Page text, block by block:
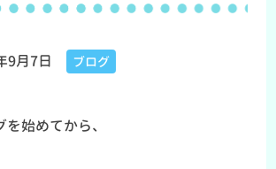
9月7日 ブログ
始めてから、